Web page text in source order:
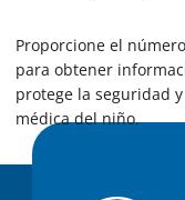
Proporcione el
para obtener
protege la seguridad
médica del niño.